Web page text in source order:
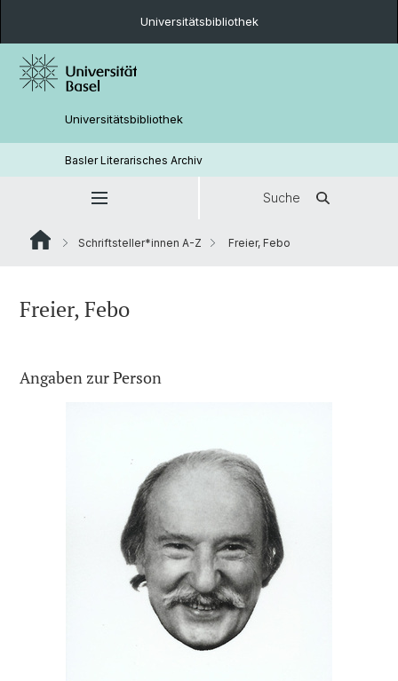
Universitätsbibliothek
Universitätsbibliothek
Basler Literarisches Archiv
Suche
Schriftsteller*innen A-Z Freier, Febo
Freier, Febo
Angaben zur Person